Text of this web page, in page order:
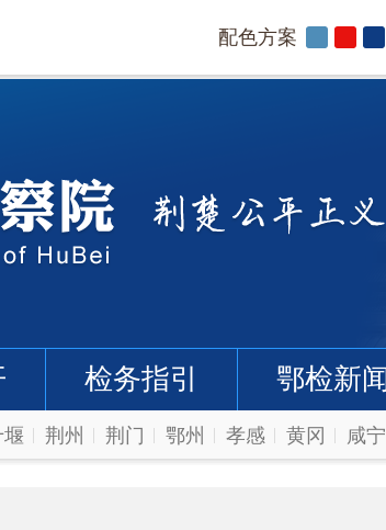
配色方案
检务指引 鄂检新闻
堰 荆州 荆门 鄂州 孝感 黄冈 咸宁